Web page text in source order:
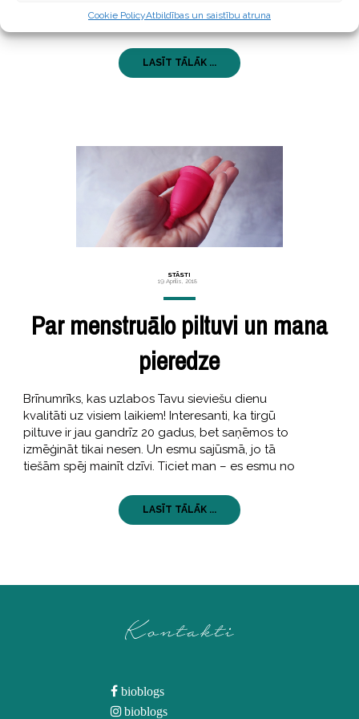
Cookie PolicyAtbildības un saistību atruna
par sastāvdaļām ir
LASĪT TĀLĀK ...
STĀSTI
19 Aprīlis, 2018
Par menstruālo piltuvi un mana
pieredze
Brīnumrīks, kas uzlabos Tavu sieviešu dienu
kvalitāti uz visiem laikiem! Interesanti, ka tirgū
piltuve ir jau gandrīz 20 gadus, bet saņēmos to
izmēģināt tikai nesen. Un esmu sajūsmā, jo tā
tiešām spēj mainīt dzīvi. Ticiet man – es esmu no
LASĪT TĀLĀK ...
Kontakti
bioblogs
bioblogs